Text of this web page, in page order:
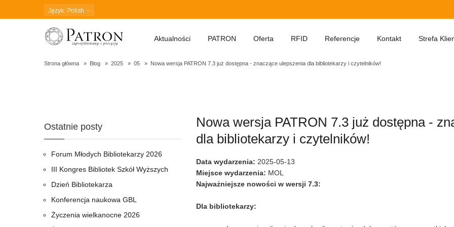
Język: Polish
Aktualności PATRON Oferta RFID Referencje Kontakt Strefa
Strona główna Blog 2025 05 Nowa wersja PATRON 7.3 już dostępna - znaczące ulepszenia dla bibliotekarzy i czytelników!
ulepszenia dla bibliotekarzy i czytelników!
Nowa wersja PATRON 7.3 już dostępna -
dla bibliotekarzy i czytelników!
Data wydarzenia: 2025-05-13
Miejsce wydarzenia: MOL
Najważniejsze nowości w wersji 7.3:
Dla bibliotekarzy:
Ostatnie posty
Forum Młodych Bibliotekarzy 2026
III Kongres Bibliotek Szkół Wyższych
Dzień Bibliotekarza
Konferencja naukowa GBL
Życzenia wielkanocne 2026